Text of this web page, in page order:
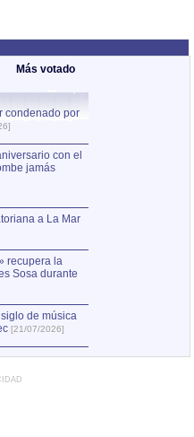
Más votado
condenado por
con el
jamás
a La Mar
recupera la
Sosa durante
de música
[21/07/2026]